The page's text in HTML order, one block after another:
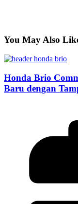
You May Also
Honda Brio
Baru dengan